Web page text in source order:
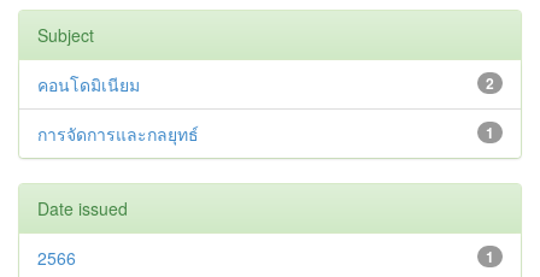
Subject
2
คอนโดมิเนียม
1
การจัดการและกลยุทธ์
Date issued
1
2566